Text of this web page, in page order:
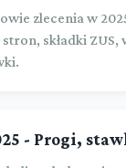
zlecenia w
składki
- Progi,